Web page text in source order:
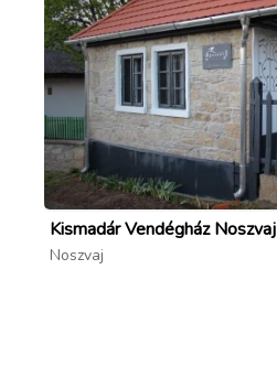
Kismadár Vendégház Noszvaj
Noszvaj